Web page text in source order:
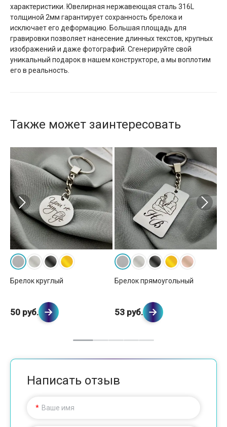
характеристики. Ювелирная нержавеющая сталь 316L
толщиной 2мм гарантирует сохранность брелока и
исключает его деформацию. Большая площадь для
гравировки позволяет нанесение длинных текстов, крупных
изображений и даже фотографий. Сгенерируйте свой
уникальный подарок в нашем конструкторе, а мы воплотим
его в реальность.
Также может заинтересовать
Брелок круглый
50 руб.
Брелок прямоугольный
53 руб.
Написать отзыв
Ваше имя